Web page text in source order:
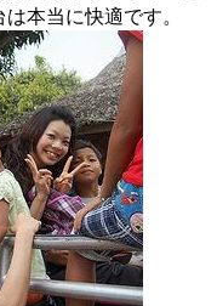
本当に快適です。